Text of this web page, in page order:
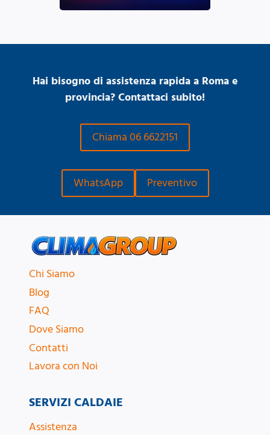
Hai bisogno di assistenza rapida a Roma e
provincia? Contattaci subito!
Chiama 06 6622151
WhatsApp Preventivo
Chi Siamo
Blog
FAQ
Dove Siamo
Contatti
Lavora con Noi
SERVIZI CALDAIE
Assistenza